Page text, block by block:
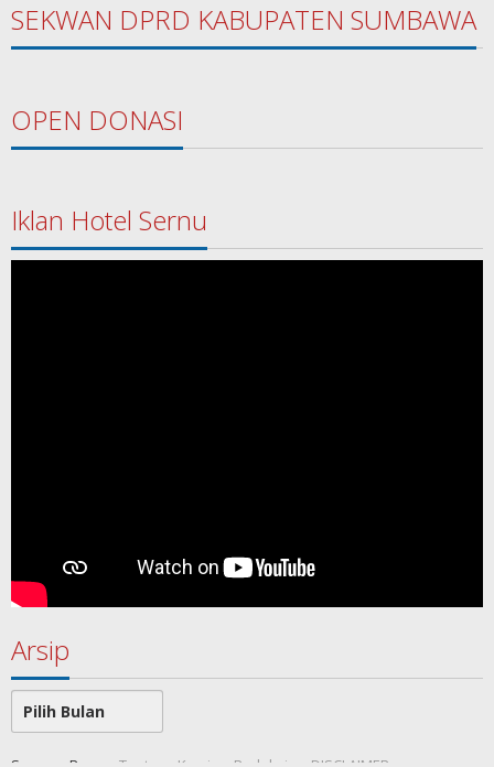
SEKWAN DPRD KABUPATEN SUMBAWA
OPEN DONASI
Iklan Hotel Sernu
Arsip
Arsip